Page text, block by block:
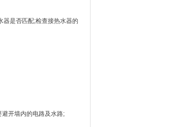
是否匹配;检查接热水器的
开墙内的电路及水路;